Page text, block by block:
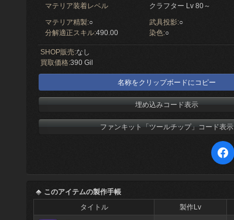
マテリア装着レベル
クラフター Lv 80～
マテリア精製:○ 武具投影:○
分解適正スキル:490.00 染色:○
SHOP販売:なし
買取価格:390 Gil
名称をクリップボードにコピー
埋め込みコード表示
ファンキット「ツールチップ」コード表示
このアイテムの製作手帳
タイトル
製作Lv